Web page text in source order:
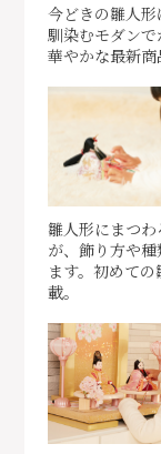
今どきの雛人
馴染むモダン
華やかな最新
雛人形にまつわ
が、飾り方や
ます。初めて
載。